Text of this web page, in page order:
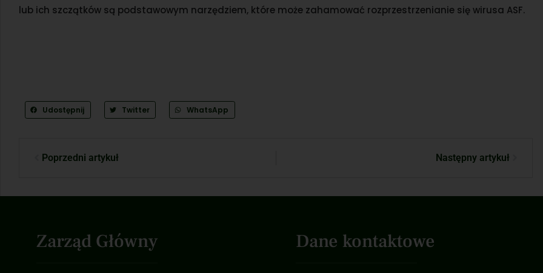
lub ich szczątków są podstawowym narzędziem, które może zahamować rozprzestrzenianie się wirusa ASF.
Udostępnij Twitter WhatsApp
Poprzedni artykuł Następny artykuł
Zarząd Główny Dane kontaktowe